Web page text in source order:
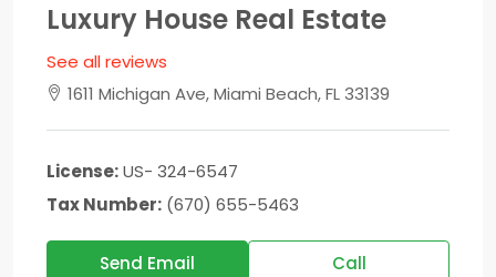
Luxury House Real Estate
See all reviews
1611 Michigan Ave, Miami Beach, FL 33139
License:US- 324-6547
Tax Number: (670) 655-5463
Send Email Call